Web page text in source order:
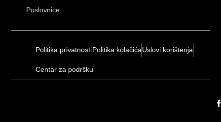
Poslovnice
Politika privatnostiPolitika kolačićaUslovi korištenja
Centar za podršku